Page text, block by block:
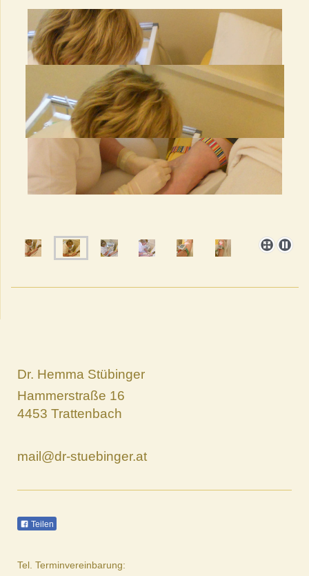
Dr. Hemma Stübinger
Hammerstraße 16
4453 Trattenbach
mail@dr-stuebinger.at
Teilen
Tel. Terminvereinbarung: